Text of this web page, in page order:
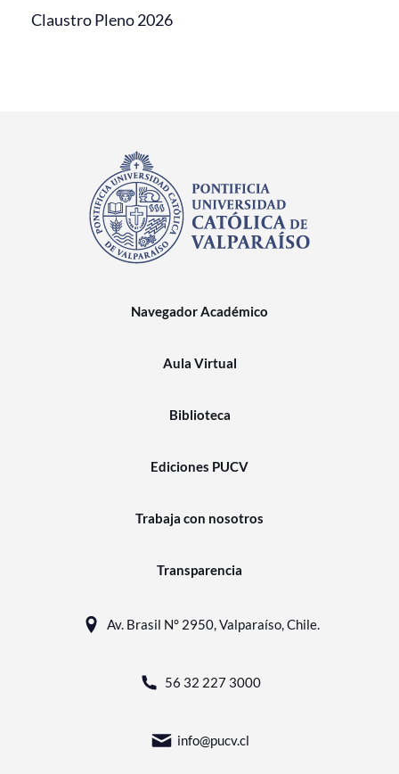
Claustro Pleno 2026
Navegador Académico
Aula Virtual
Biblioteca
Ediciones PUCV
Trabaja con nosotros
Transparencia
Av. Brasil N° 2950, Valparaíso, Chile.
56 32 227 3000
info@pucv.cl